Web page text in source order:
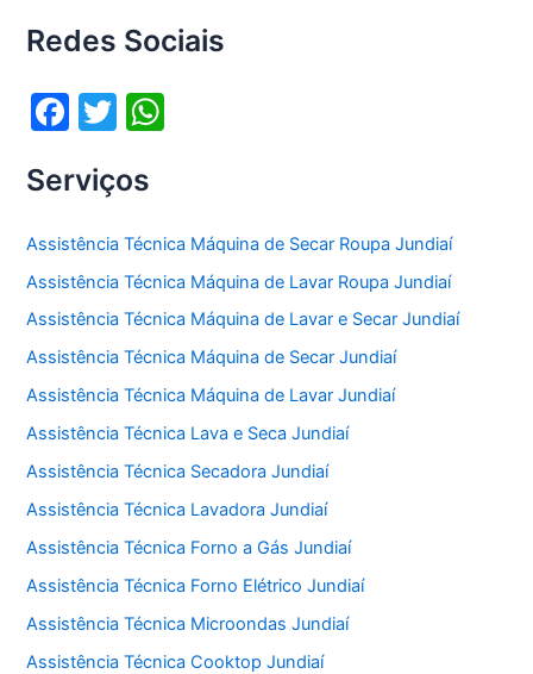
b
o
o
k
A
p
Redes Sociais
F
c
e
b
o
o
k
T
itt
er s
A
p
p
Serviços
Assistência Técnica Máquina de Secar Roupa Jundiaí
Assistência Técnica Máquina de Lavar Roupa Jundiaí
Assistência Técnica Máquina de Lavar e Secar Jundiaí
Assistência Técnica Máquina de Secar Jundiaí
Assistência Técnica Máquina de Lavar Jundiaí
Assistência Técnica Lava e Seca Jundiaí
Assistência Técnica Secadora Jundiaí
Assistência Técnica Lavadora Jundiaí
Assistência Técnica Forno a Gás Jundiaí
Assistência Técnica Forno Elétrico Jundiaí
Assistência Técnica Microondas Jundiaí
Assistência Técnica Cooktop Jundiaí